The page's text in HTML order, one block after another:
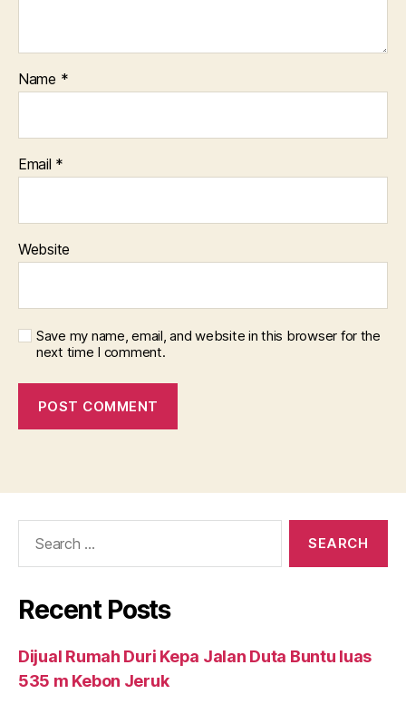
Name *
Email *
Website
Save my name, email, and website in this browser for the
next time I comment.
Recent Posts
Dijual Rumah Duri Kepa Jalan Duta Buntu luas
535 m Kebon Jeruk